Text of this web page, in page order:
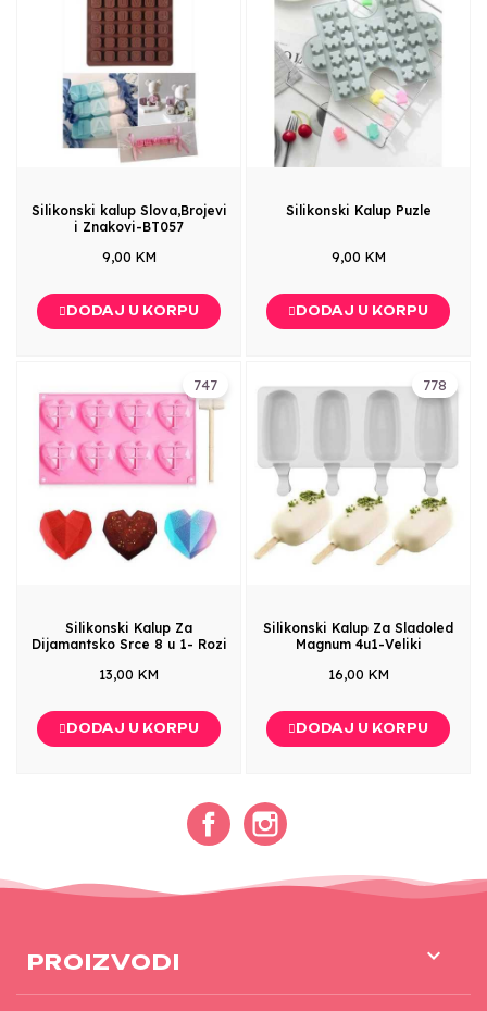
Silikonski kalup Slova,Brojevi
i Znakovi-BT057
9,00 KM
DODAJ U KORPU
Silikonski Kalup Puzle
9,00 KM
DODAJ U KORPU
747
Silikonski Kalup Za
Dijamantsko Srce 8 u 1- Rozi
13,00 KM
DODAJ U KORPU
778
Silikonski Kalup Za Sladoled
Magnum 4u1-Veliki
16,00 KM
DODAJ U KORPU
Facebook
PROIZVODI 